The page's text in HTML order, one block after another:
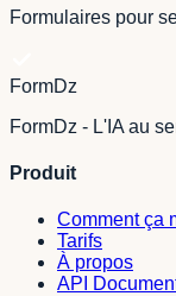
Formulaires pour
FormDz
FormDz - L'IA au
Produit
Comment ça
Tarifs
À propos
API